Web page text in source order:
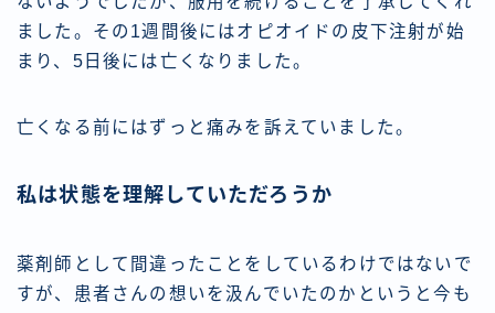
ました。その1週間後にはオピオイドの皮下注射が始
まり、5日後には亡くなりました。
亡くなる前にはずっと痛みを訴えていました。
私は状態を理解していただろうか
薬剤師として間違ったことをしているわけではないで
すが、患者さんの想いを汲んでいたのかというと今も